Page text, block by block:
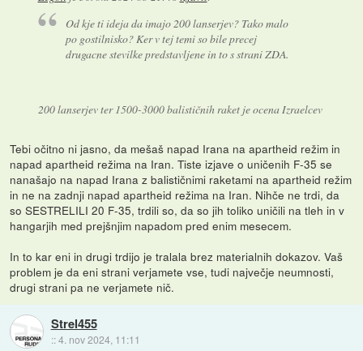
Od kje ti ideja da imajo 200 lanserjev? Tako malo
po gostilnisko? Ker v tej temi so bile precej
drugacne stevilke predstavljene in to s strani ZDA.
200 lanserjev ter 1500-3000 balističnih raket je ocena Izraelcev
Tebi očitno ni jasno, da mešaš napad Irana na apartheid režim in
napad apartheid režima na Iran. Tiste izjave o uničenih F-35 se
nanašajo na napad Irana z balističnimi raketami na apartheid režim
in ne na zadnji napad apartheid režima na Iran. Nihče ne trdi, da
so SESTRELILI 20 F-35, trdili so, da so jih toliko uničili na tleh in v
hangarjih med prejšnjim napadom pred enim mesecem.
In to kar eni in drugi trdijo je tralala brez materialnih dokazov. Vaš
problem je da eni strani verjamete vse, tudi največje neumnosti,
drugi strani pa ne verjamete nič.
Strel455
::4. nov 2024, 11:11